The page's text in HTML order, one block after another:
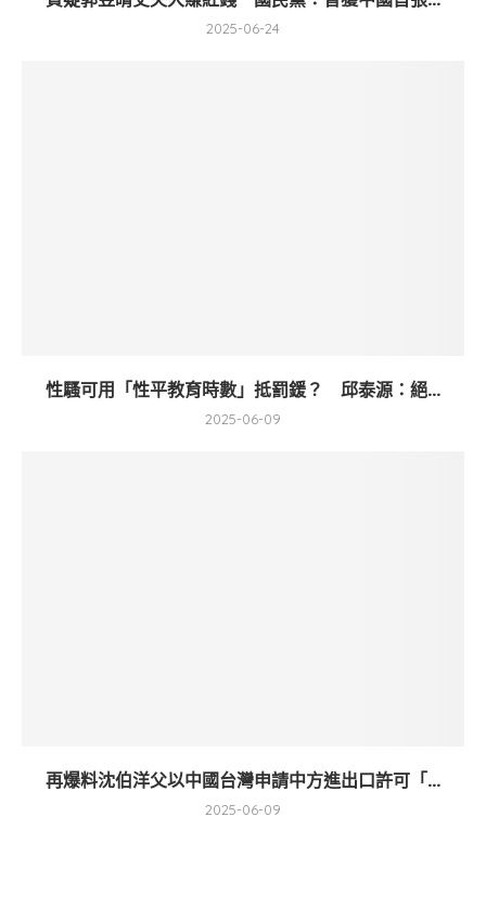
2025-06-24
性騷可用「性平教育時數」抵罰鍰？ 邱泰源：絕...
2025-06-09
再爆料沈伯洋父以中國台灣申請中方進出口許可「...
2025-06-09